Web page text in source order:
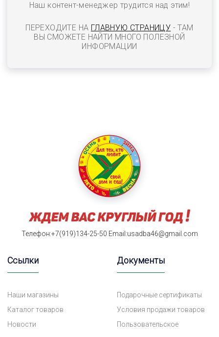
Наш контент-менеджер трудится над этим!
ПЕРЕХОДИТЕ НА ГЛАВНУЮ СТРАНИЦУ - ТАМ
ВЫ СМОЖЕТЕ НАЙТИ МНОГО ПОЛЕЗНОЙ
ИНФОРМАЦИИ
Телефон:+7(919)134-25-50 Email:usadba46@gmail.com
Ссылки
Наши магазины
Каталог товаров
Новости
Документы
Подарочные сертификаты
Условия продажи товаров
Пользовательское